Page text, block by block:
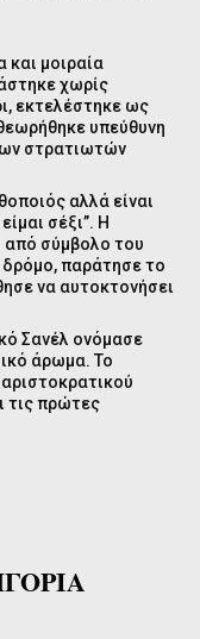
και μοιραία
χωρίς
εκτελέστηκε ως
υπεύθυνη
στρατιωτών
αλλά είναι
σέξι”. Η
από σύμβολο του
δρόμο, παράτησε το
να αυτοκτονήσει
Σανέλ ονόμασε
άρωμα. Το
τις πρώτες